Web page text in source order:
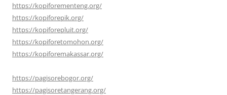
https://kopiforementeng.org/
https://kopiforepik.org/
https://kopiforepluit.org/
https://kopiforetomohon.org/
https://kopiforemakassar.org/
https://pagisorebogor.org/
https://pagisoretangerang.org/